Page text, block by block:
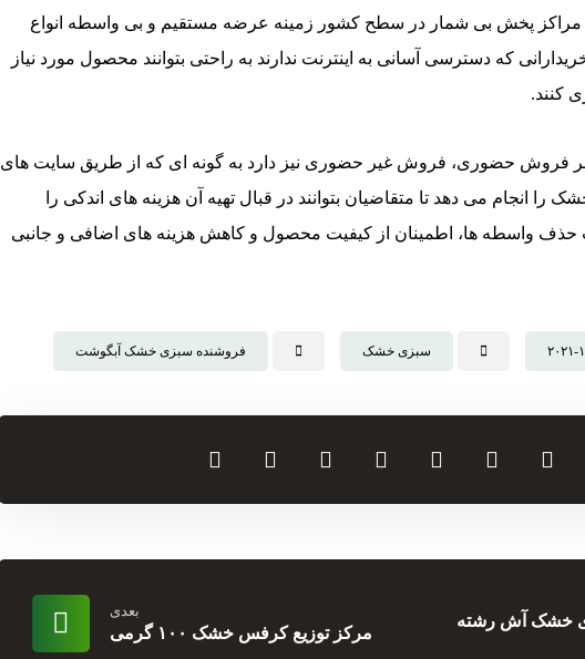
پخش بی شمار در سطح کشور زمینه عرضه مستقیم و بی واسطه انواع
که دسترسی آسانی به اینترنت ندارند به راحتی بتوانند محصول مورد نیاز
کنند.
فروش حضوری، فروش غیر حضوری نیز دارد به گونه ای که از طریق سایت های
انجام می دهد تا متقاضیان بتوانند در قبال تهیه آن هزینه های اندکی را
حذف واسطه ها، اطمینان از کیفیت محصول و کاهش هزینه های اضافی و جانبی
۱۱-۲۱ سبزی خشک فروشنده سبزی خشک آبگوشت
خشک آش رشته
بعدی
مرکز توزیع کرفس خشک ۱۰۰ گرمی